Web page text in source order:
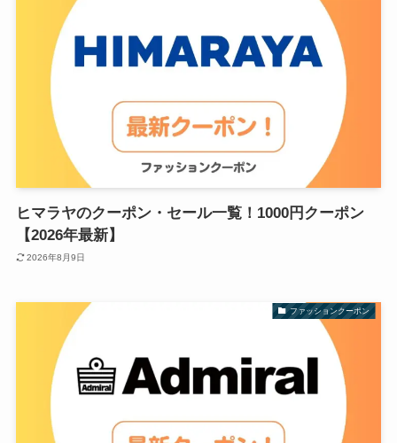
ヒマラヤのクーポン・セール一覧！1000円クーポン
【2026年最新】
2026年8月9日
ファッションクーポン